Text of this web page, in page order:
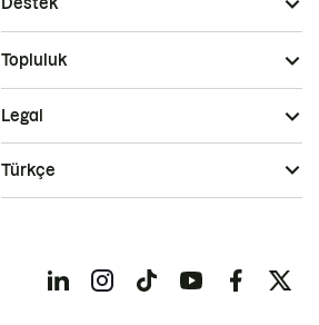
Topluluk
Legal
Türkçe